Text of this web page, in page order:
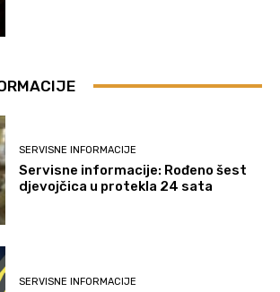
SERVISNE INFORMACIJE
Servisne informacije: Rođeno šest
djevojčica u protekla 24 sata
SERVISNE INFORMACIJE